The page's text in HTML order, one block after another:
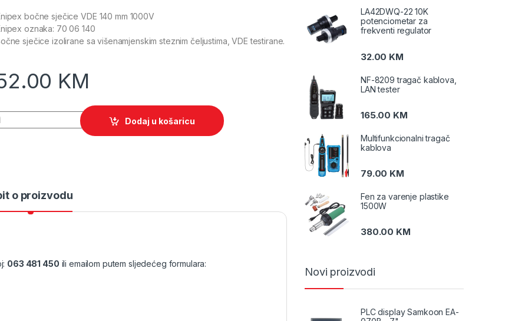
bočne sječice VDE 140 mm 1000V
oznaka: 70 06 140
sječice izolirane sa višenamjenskim steznim čeljustima, VDE testirane.
KM
Dodaj u košaricu
o proizvodu
063 481 450 ili emailom putem sljedećeg formulara:
LA42DWQ-22 10K
potenciometar za
frekventi regulator
32.00 KM
NF-8209 tragač kablova,
LAN tester
165.00 KM
Multifunkcionalni tragač
kablova
79.00 KM
Fen za varenje plastike
1500W
380.00 KM
Novi proizvodi
PLC display Samkoon EA-